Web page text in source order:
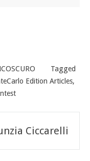
Tagged
Edition Articles,
Ciccarelli